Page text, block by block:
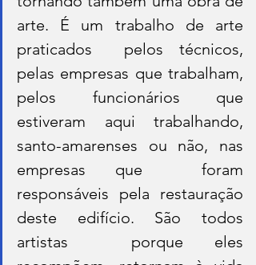
arte. É um trabalho de arte
praticados  pelos técnicos,
pelas empresas que trabalham,
pelos funcionários que
estiveram aqui trabalhando,
santo-amarenses ou não, nas
empresas que  foram
responsáveis pela restauração
deste edifício. São todos
artistas  porque eles